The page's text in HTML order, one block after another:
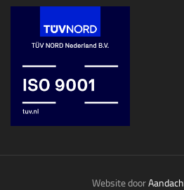
Website door